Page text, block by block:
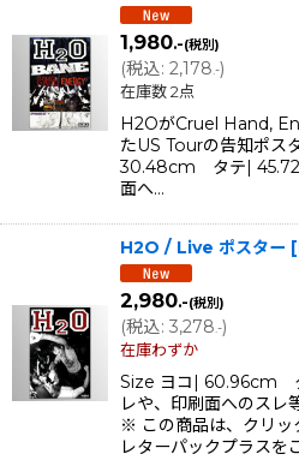
1,980.-(税別)
(税込: 2,178 .-)
在庫数 2点
H2OがCruel Hand,
たUS Tourの告知ポス
30.48cm タテ|
面へ…
H2O / Live ポスター [
2,980.-(税別)
(税込: 3,278.-)
在庫わずか
Size ヨコ| 60.96cm
レや、印刷面へのスレ
※ この商品は、クリッ
レターパックプラスを